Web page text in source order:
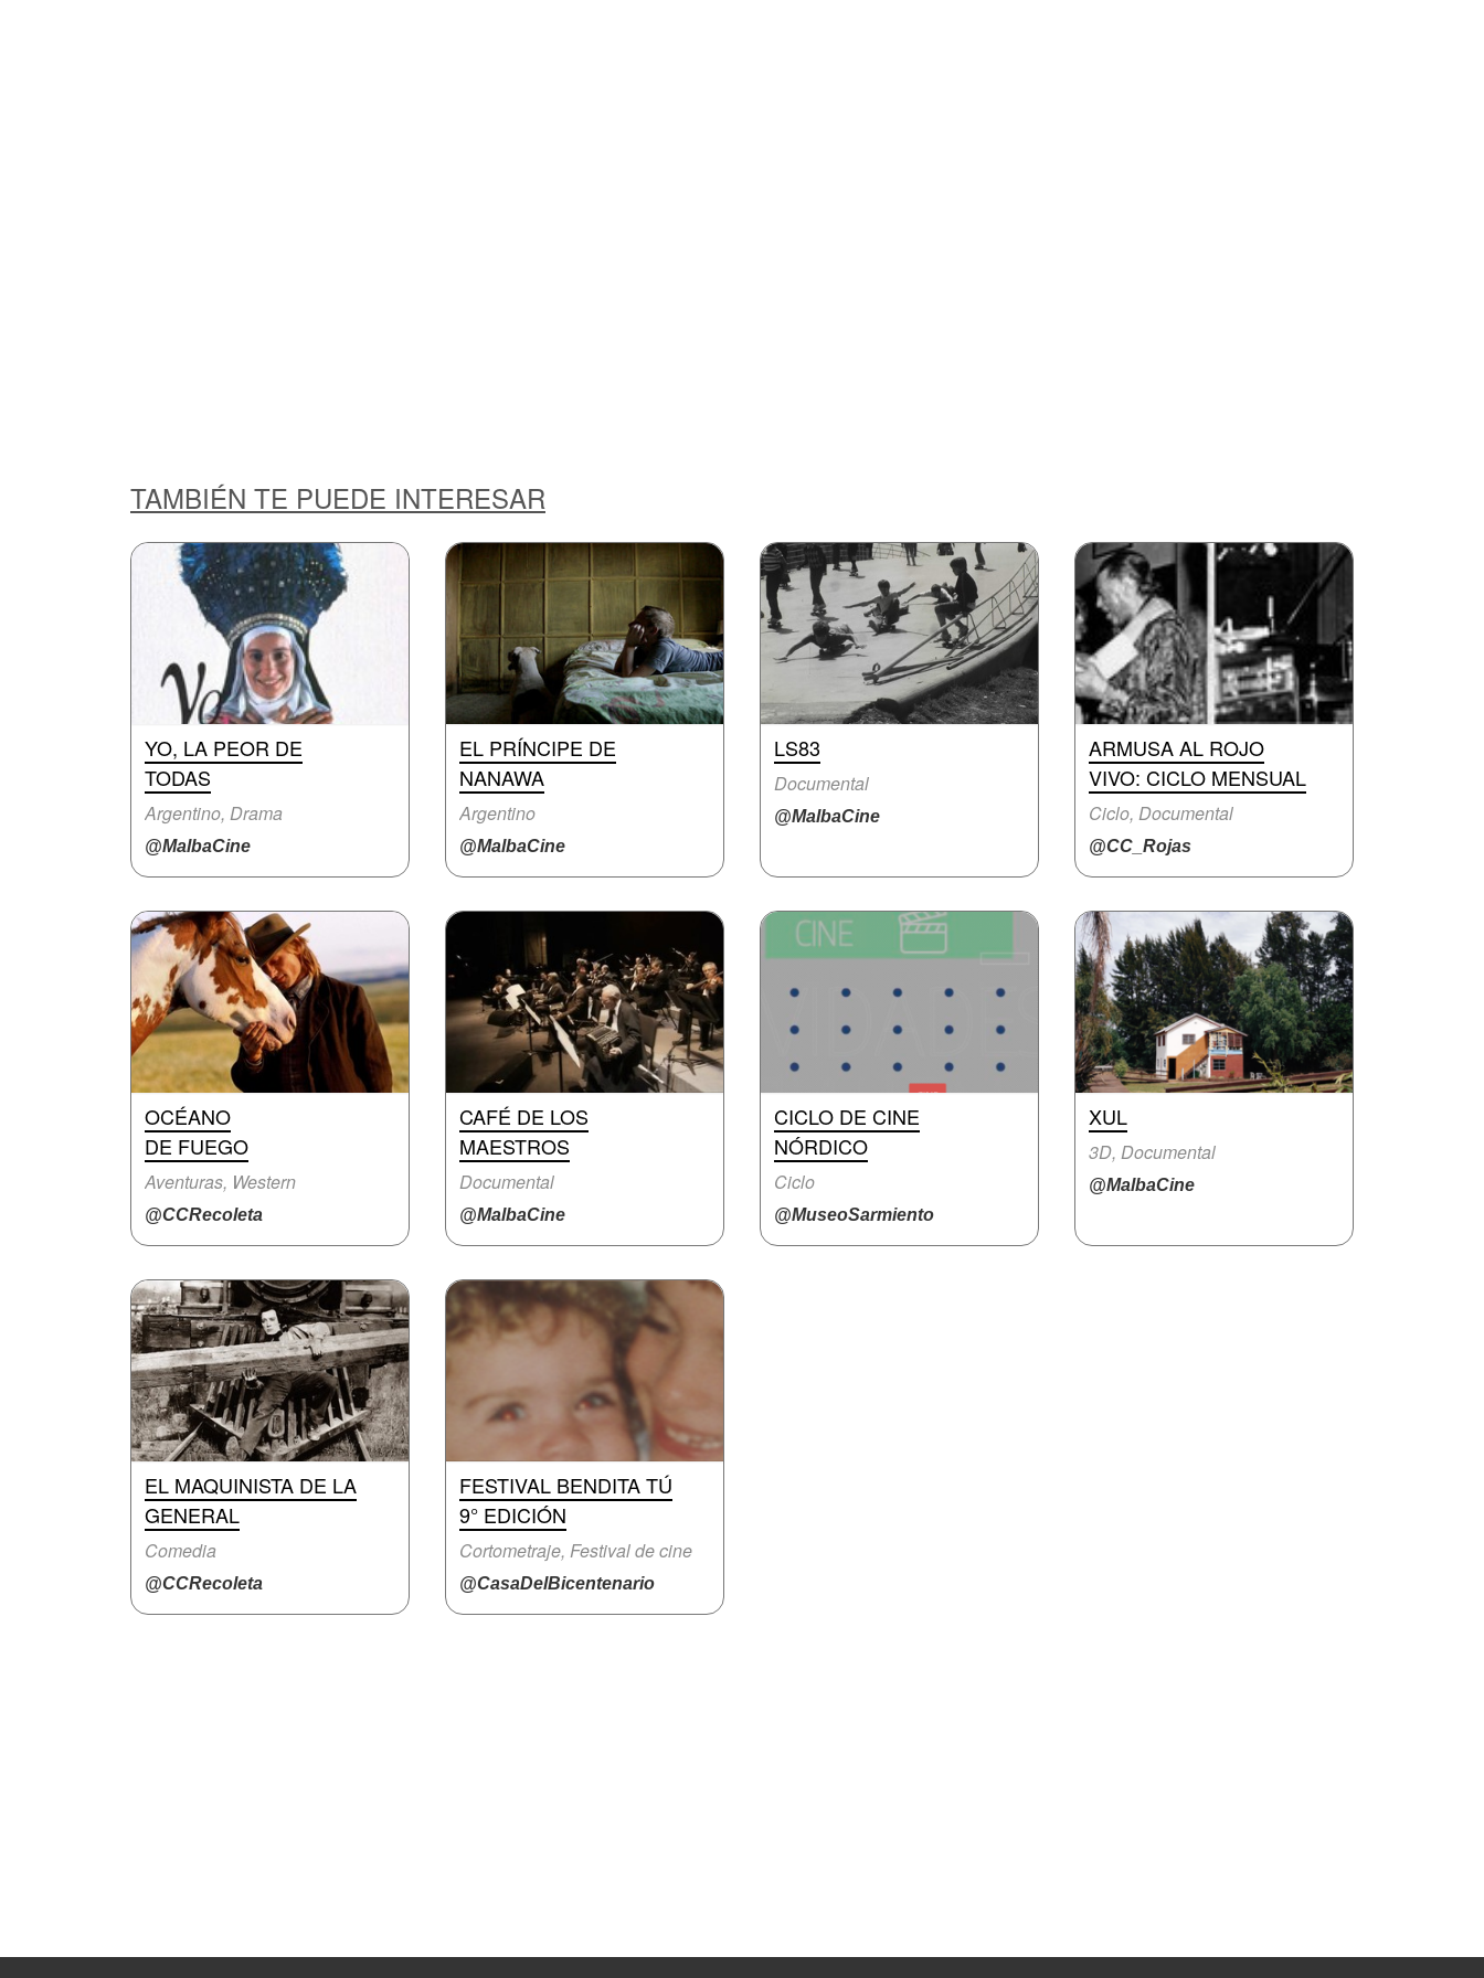
TAMBIÉN TE PUEDE INTERESAR
YO, LA PEOR DE
TODAS
Argentino, Drama
@MalbaCine
EL PRÍNCIPE DE
NANAWA
Argentino
@MalbaCine
LS83
Documental
@MalbaCine
ARMUSA AL ROJO
VIVO: CICLO MENSUAL
Ciclo, Documental
@CC_Rojas
OCÉANO
DE FUEGO
Aventuras, Western
@CCRecoleta
CAFÉ DE LOS
MAESTROS
Documental
@MalbaCine
CICLO DE CINE
NÓRDICO
Ciclo
@MuseoSarmiento
XUL
3D, Documental
@MalbaCine
EL MAQUINISTA DE LA
GENERAL
Comedia
@CCRecoleta
FESTIVAL BENDITA TÚ
9° EDICIÓN
Cortometraje, Festival de cine
@CasaDelBicentenario